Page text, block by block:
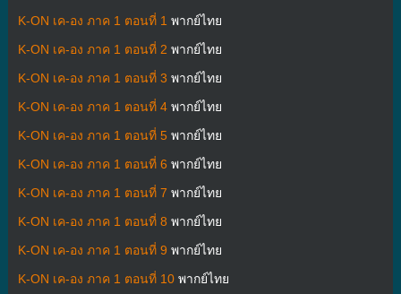
K-ON เค-อง ภาค 1 ตอนที่ 1 พากย์ไทย
K-ON เค-อง ภาค 1 ตอนที่ 2 พากย์ไทย
K-ON เค-อง ภาค 1 ตอนที่ 3 พากย์ไทย
K-ON เค-อง ภาค 1 ตอนที่ 4พากย์ไทย
K-ON เค-อง ภาค 1 ตอนที่ 5พากย์ไทย
K-ON เค-อง ภาค 1 ตอนที่ 6 พากย์ไทย
K-ON เค-อง ภาค 1 ตอนที่ 7 พากย์ไทย
K-ON เค-อง ภาค 1 ตอนที่ 8 พากย์ไทย
K-ON เค-อง ภาค 1 ตอนที่ 9 พากย์ไทย
K-ON เค-อง ภาค 1 ตอนที่ 10พากย์ไทย